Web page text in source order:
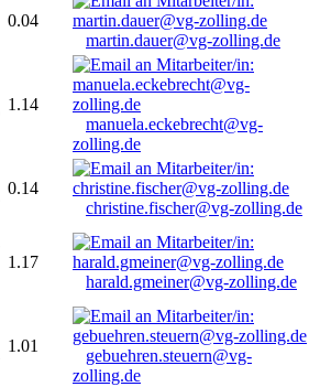
0.04
martin.dauer@vg-zolling.de
1.14
manuela.eckebrecht@vg-
zolling.de
0.14
christine.fischer@vg-zolling.de
1.17
harald.gmeiner@vg-zolling.de
1.01
gebuehren.steuern@vg-
zolling.de